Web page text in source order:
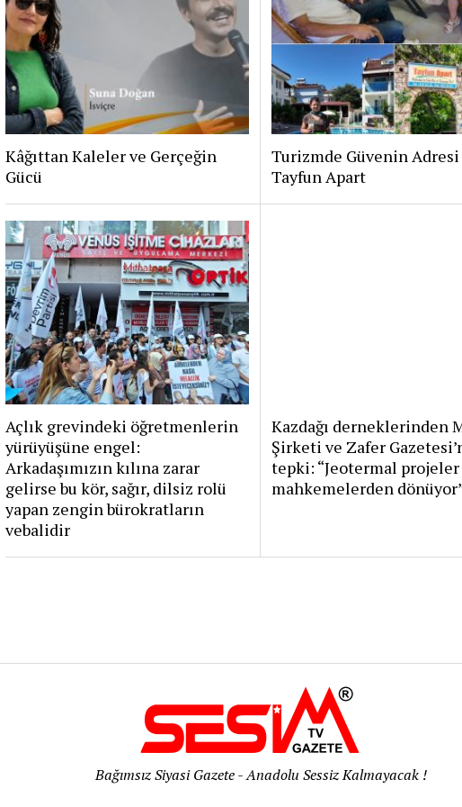
Kâğıttan Kaleler ve Gerçeğin
Gücü
Turizmde Güvenin Adresi
Tayfun Apart
Açlık grevindeki öğretmenlerin
yürüyüşüne engel:
Arkadaşımızın kılına zarar
gelirse bu kör, sağır, dilsiz rolü
yapan zengin bürokratların
vebalidir
Kazdağı derneklerinden
Şirketi ve Zafer
tepki: “Jeotermal projeler
mahkemelerden
Bağımsız Siyasi Gazete - Anadolu Sessiz Kalmayacak !